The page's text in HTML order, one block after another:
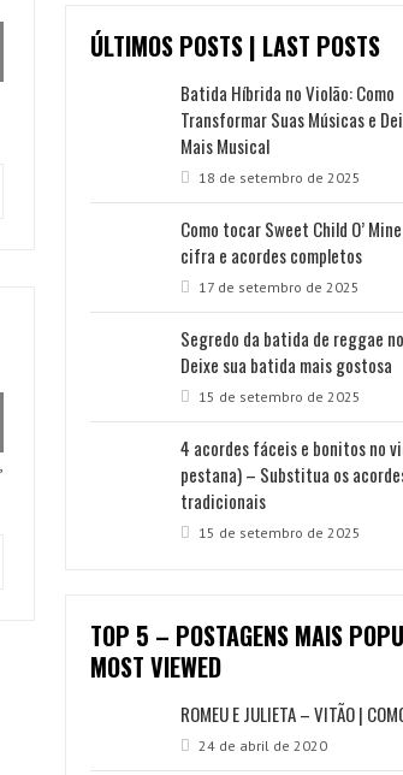
ÚLTIMOS POSTS | LAST POSTS
Batida Híbrida no Violão: Como
Transformar Suas Músicas e
Mais Musical
18 de setembro de 2025
Como tocar Sweet Child O’
cifra e acordes completos
17 de setembro de 2025
Segredo da batida de reggae
Deixe sua batida mais gostosa
15 de setembro de 2025
4 acordes fáceis e bonitos no
pestana) – Substitua os
tradicionais
15 de setembro de 2025
TOP 5 – POSTAGENS MAIS
MOST VIEWED
ROMEU E JULIETA – VITÃO |
24 de abril de 2020